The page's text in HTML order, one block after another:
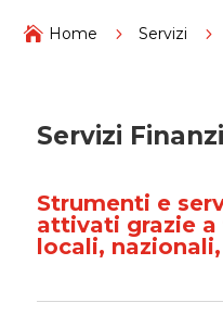
 Home 5 Servizi 5
Servizi
Strumenti e
attivati grazie
locali,